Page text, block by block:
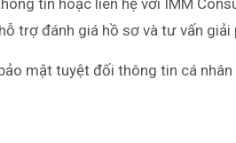
tin hoặc liên hệ với IMM
trợ đánh giá hồ sơ và tư vấn
mật tuyệt đối thông tin cá nhân